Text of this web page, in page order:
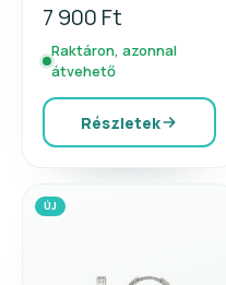
7 900 Ft
Raktáron, azonnal
átvehető
Részletek
ÚJ